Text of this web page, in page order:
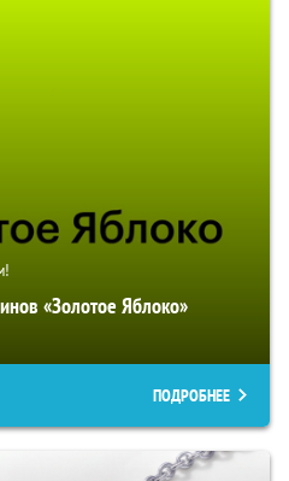
«Золотое Яблоко»
ПОДРОБНЕЕ